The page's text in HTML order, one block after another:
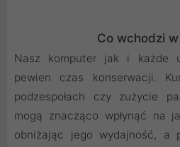
Co wchodzi w
Nasz komputer jak i każde
pewien czas konserwacji.
podzespołach czy zużycie
mogą znacząco wpłynąć na
obniżając jego wydajność, a